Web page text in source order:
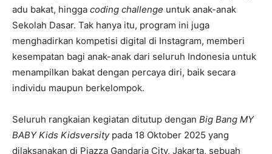
adu bakat, hingga coding challenge untuk anak-anak
Sekolah Dasar. Tak hanya itu, program ini juga
menghadirkan kompetisi digital di Instagram, memberi
kesempatan bagi anak-anak dari seluruh Indonesia untuk
menampilkan bakat dengan percaya diri, baik secara
individu maupun berkelompok.
Seluruh rangkaian kegiatan ditutup dengan Big Bang MY
BABY Kids Kidsversity pada 18 Oktober 2025 yang
dilaksanakan di Piazza Gandaria City, Jakarta, sebuah